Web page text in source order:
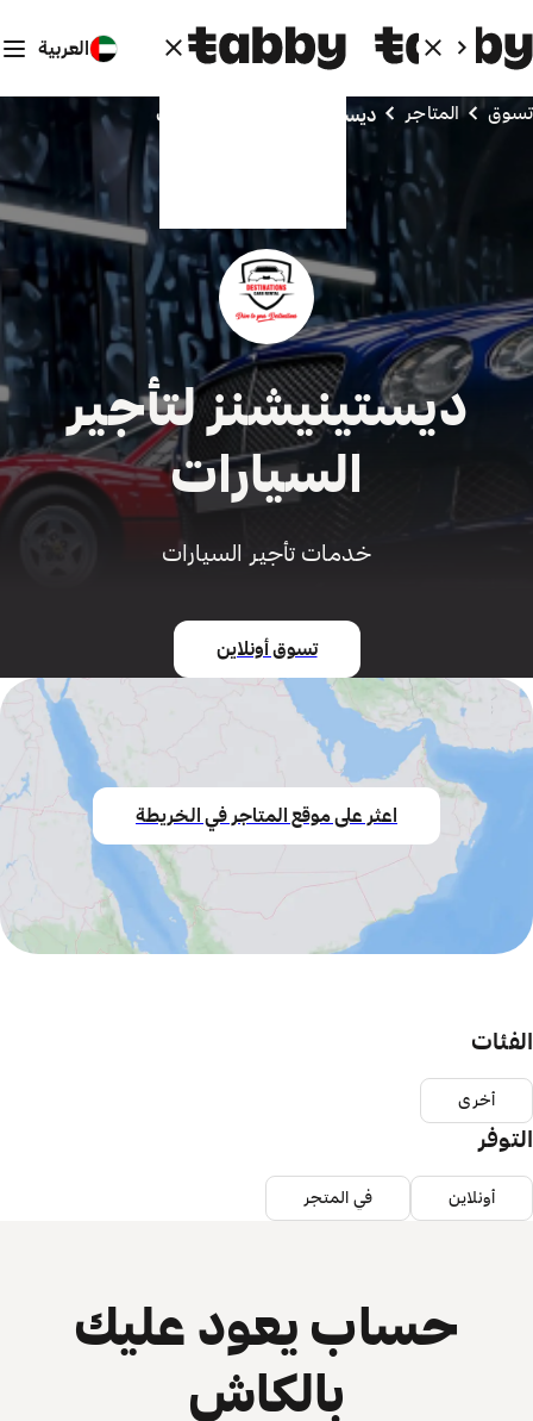
العربية
تسوق المتاجر ديستينيشنز لتأجير السيارات
ديستينيشنز لتأجير
السيارات
خدمات تأجير السيارات
تسوق أونلاين
اعثر على موقع المتاجر في الخريطة
الفئات
أخرى
التوفر
أونلاين في المتجر
حساب يعود عليك
بالكاش